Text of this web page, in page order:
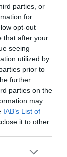
parties, or
for
opt-out
that after your
seeing
utilized by
prior to
further
parties on the
may
IAB’s List of
it to other
pune poze din
că se vor
de trenuri care
cu 200 km/h.
Infrastructura:
de linii și nici
în următorii 20